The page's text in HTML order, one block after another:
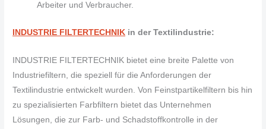
Arbeiter und Verbraucher.
INDUSTRIE FILTERTECHNIK in der Textilindustrie:
INDUSTRIE FILTERTECHNIK bietet eine breite Palette von
Industriefiltern, die speziell für die Anforderungen der
Textilindustrie entwickelt wurden. Von Feinstpartikelfiltern bis hin
zu spezialisierten Farbfiltern bietet das Unternehmen
Lösungen, die zur Farb- und Schadstoffkontrolle in der